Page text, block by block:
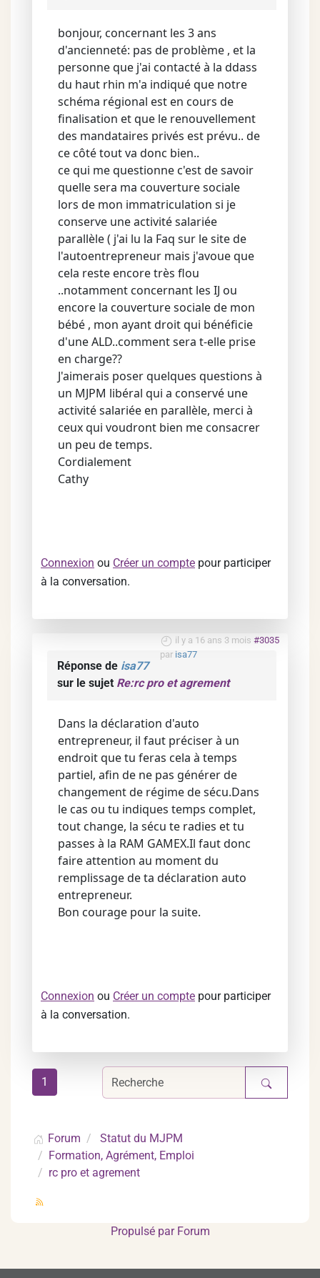
bonjour, concernant les 3 ans
d'ancienneté: pas de problème , et la
personne que j'ai contacté à la ddass
du haut rhin m'a indiqué que notre
schéma régional est en cours de
finalisation et que le renouvellement
des mandataires privés est prévu.. de
ce côté tout va donc bien..
ce qui me questionne c'est de savoir
quelle sera ma couverture sociale
lors de mon immatriculation si je
conserve une activité salariée
parallèle ( j'ai lu la Faq sur le site de
l'autoentrepreneur mais j'avoue que
cela reste encore très flou
..notamment concernant les IJ ou
encore la couverture sociale de mon
bébé , mon ayant droit qui bénéficie
d'une ALD..comment sera t-elle prise
en charge??
J'aimerais poser quelques questions à
un MJPM libéral qui a conservé une
activité salariée en parallèle, merci à
ceux qui voudront bien me consacrer
un peu de temps.
Cordialement
Cathy
Connexion ou Créer un compte pour participer
à la conversation.
il y a 16 ans 3 mois #3035
par isa77
Réponse de isa77
sur le sujet Re:rc pro et agrement
Dans la déclaration d'auto
entrepreneur, il faut préciser à un
endroit que tu feras cela à temps
partiel, afin de ne pas générer de
changement de régime de sécu.Dans
le cas ou tu indiques temps complet,
tout change, la sécu te radies et tu
passes à la RAM GAMEX.Il faut donc
faire attention au moment du
remplissage de ta déclaration auto
entrepreneur.
Bon courage pour la suite.
Connexion ou Créer un compte pour participer
à la conversation.
1
Forum
Statut du MJPM
Formation, Agrément, Emploi
rc pro et agrement
Propulsé par Forum